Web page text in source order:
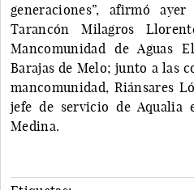
generaciones”, afirmó
Tarancón Milagros
Mancomunidad de Aguas
Barajas de Melo; junto a las
mancomunidad, Riánsares
jefe de servicio de Aqualia
Medina.